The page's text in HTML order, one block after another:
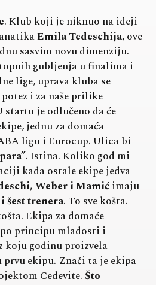
. Klub koji je niknuo na ideji
Emila Tedeschija, ove
sasvim novu dimenziju.
gubljenja u finalima i
lige, uprava kluba se
i za naše prilike
je odlučeno da će
jednu za domaća
ligu i Eurocup. Ulica bi
. Istina. Koliko god mi
kada ostale ekipe jedva
Weber i Mamićimaju
šest trenera. To sve košta.
Ekipa za domaće
principu mladosti i
koju godinu proizvela
prvu ekipu. Znači ta je ekipa
Cedevite.Što